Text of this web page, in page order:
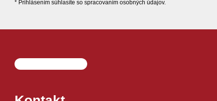
* Prihlásením súhlasíte so spracovaním osobných údajov.